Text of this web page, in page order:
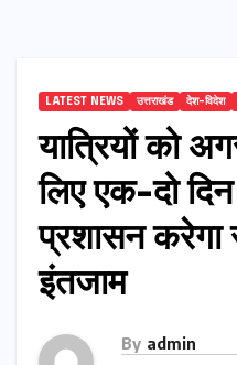
LATEST NEWS उत्तराखंड देश-विदेश
यात्रियों को
लिए एक-दो
प्रशासन
इंतजाम
By admin